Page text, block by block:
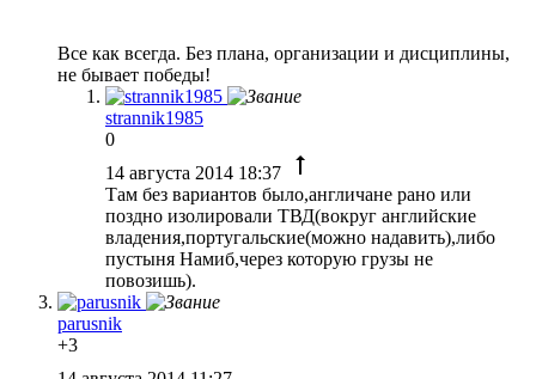
Все как всегда. Без плана, организации и дисциплины,
не бывает победы!
strannik1985
0
14 августа 2014 18:37
Там без вариантов было,англичане рано или
поздно изолировали ТВД(вокруг английские
владения,португальские(можно надавить),либо
пустыня Намиб,через которую грузы не
повозишь).
parusnik
+3